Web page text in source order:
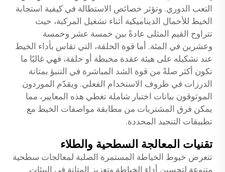
التعب الدوري. وتؤثر خصائص الاستطالة في كيفية استجابة
الخيط للأحمال الديناميكية أثناء تشغيل المركبة، حيث
تتراوح القيم المثلى عادةً بين خمسة عشر وخمسة
وعشرين في المئة. أما قوة الحلقة، التي تقاس بأداء الخيط
عند تشكيله على هيئة عقدة مخيطة أو حلقة، فهي غالبًا ما
تكون أكثر صلةً من قوة الشد المباشرة في التنبؤ بمتانة
الدرزات في ظروف الاستخدام الفعلي. ويقدّم الموردون
الموثوقون بيانات اختبار شاملة تغطي هذه المعايير، مما
يمكن فرق المشتريات من مطابقة مواصفات الخيط مع
تطبيقات التنجيد المحددة.
تقنيات المعالجة السطحية والطلاء
تتعرض خيوط الخياطة المستمرة الصلبة لمعالجات سطحية
متنوعة لتحسين أداء الخياطة وتعزيز المتانة في البيئات